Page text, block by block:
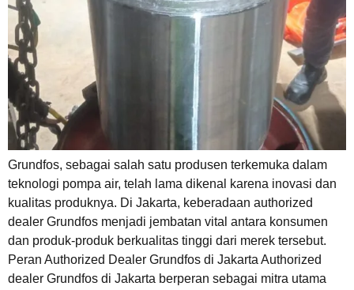
Grundfos, sebagai salah satu produsen terkemuka dalam
teknologi pompa air, telah lama dikenal karena inovasi dan
kualitas produknya. Di Jakarta, keberadaan authorized
dealer Grundfos menjadi jembatan vital antara konsumen
dan produk-produk berkualitas tinggi dari merek tersebut.
Peran Authorized Dealer Grundfos di Jakarta Authorized
dealer Grundfos di Jakarta berperan sebagai mitra utama